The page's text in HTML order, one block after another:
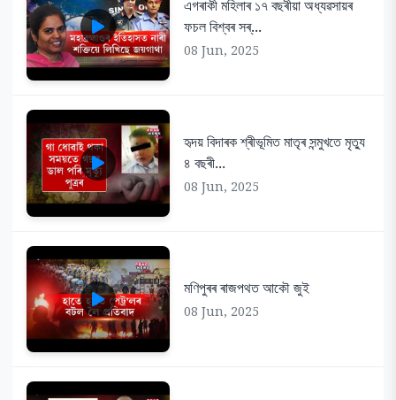
এগৰাকী মহিলাৰ ১৭ বছৰীয়া অধ্যৱসায়ৰ
ফচল বিশ্বৰ সৰ্...
08 Jun, 2025
হৃদয় বিদাৰক শ্ৰীভূমিত মাতৃৰ সন্মুখতে মৃত্যু
৪ বছৰী...
08 Jun, 2025
মণিপুৰৰ ৰাজপথত আকৌ জুই
08 Jun, 2025